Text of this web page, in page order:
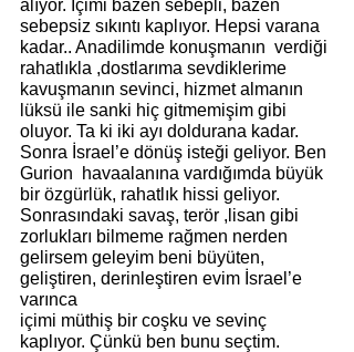
alıyor. İçimi bazen sebepli, bazen
sebepsiz sıkıntı kaplıyor. Hepsi varana
kadar.. Anadilimde konuşmanın  verdiği
rahatlıkla ,dostlarıma sevdiklerime
kavuşmanın sevinci, hizmet almanın
lüksü ile sanki hiç gitmemişim gibi
oluyor. Ta ki iki ayı doldurana kadar.
Sonra İsrael’e dönüş isteği geliyor. Ben
Gurion  havaalanına vardığımda büyük
bir özgürlük, rahatlık hissi geliyor.
Sonrasındaki savaş, terör ,lisan gibi
zorlukları bilmeme rağmen nerden
gelirsem geleyim beni büyüten,
geliştiren, derinleştiren evim İsrael’e
varınca
içimi müthiş bir coşku ve sevinç
kaplıyor. Çünkü ben bunu seçtim.